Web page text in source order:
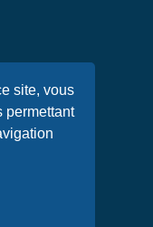
site, vous
permettant